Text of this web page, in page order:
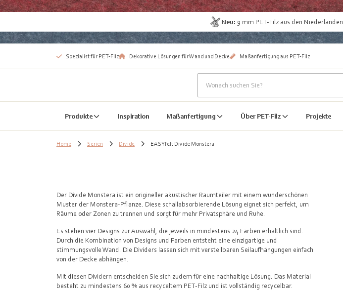
Neu: 9 mm PET-Filz aus den Niederlanden
Spezialist für PET-Filz Dekorative Lösungen für Wand und Decke Maßanfertigung aus PET-Filz
Produkte Inspiration Maßanfertigung Über PET-Filz Projekte
Home Serien Divide EASYfelt Divide Monstera
Der Divide Monstera ist ein origineller akustischer Raumteiler mit einem wunderschönen
Muster der Monstera-Pflanze. Diese schallabsorbierende Lösung eignet sich perfekt, um
Räume oder Zonen zu trennen und sorgt für mehr Privatsphäre und Ruhe.
Es stehen vier Designs zur Auswahl, die jeweils in mindestens 24 Farben erhältlich sind.
Durch die Kombination von Designs und Farben entsteht eine einzigartige und
stimmungsvolle Wand. Die Dividers lassen sich mit verstellbaren Seilaufhängungen einfach
von der Decke abhängen.
Mit diesen Dividern entscheiden Sie sich zudem für eine nachhaltige Lösung. Das Material
besteht zu mindestens 60 % aus recyceltem PET-Filz und ist vollständig recycelbar.